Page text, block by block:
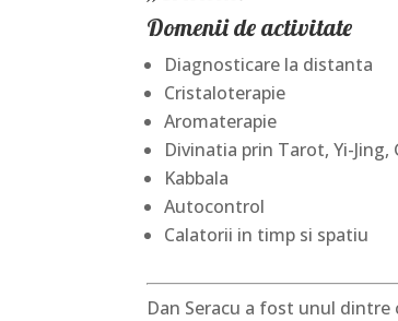
Domenii de activitate
Diagnosticare la distanta
Cristaloterapie
Aromaterapie
Divinatia prin Tarot, Yi-
Kabbala
Autocontrol
Calatorii in timp si spatiu
Dan Seracu a fost unul